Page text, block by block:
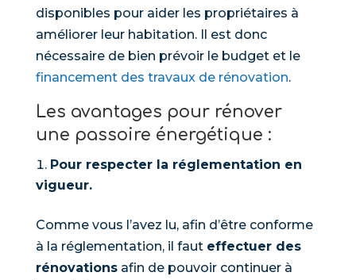
disponibles pour aider les propriétaires à
améliorer leur habitation. Il est donc
nécessaire de bien prévoir le budget et le
financement des travaux de rénovation.
Les avantages pour rénover
une passoire énergétique :
Pour respecter la réglementation en
vigueur.
Comme vous l’avez lu, afin d’être conforme
à la réglementation, il faut effectuer des
rénovationsafin de pouvoir continuer à